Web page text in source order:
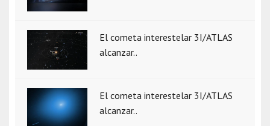
El cometa interestelar 3I/ATLAS
alcanzar..
El cometa interestelar 3I/ATLAS
alcanzar..